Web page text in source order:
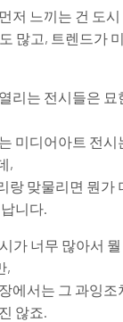
저 느끼는 건 도시
많고, 트렌드가
리는 전시들은 묘
미디어아트 전
,
랑 맞물리면 뭔가
니다.
가 너무 많아서
,
에서는 그 과잉
않죠.